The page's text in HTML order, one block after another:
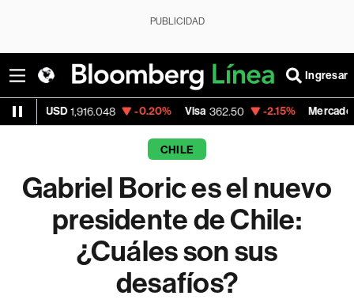
PUBLICIDAD
Ingresar
1,916.048 -0.20% Visa 362.50 -2.15% MercadoLibre
CHILE
Gabriel Boric es el nuevo
presidente de Chile:
¿Cuáles son sus
desafíos?